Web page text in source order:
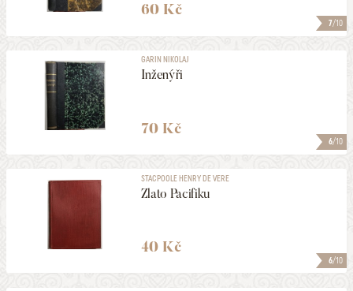
7/10
60 Kč
6/10
GARIN NIKOLAJ
Inženýři
70 Kč
6/10
STACPOOLE HENRY DE VERE
Zlato Pacifiku
40 Kč